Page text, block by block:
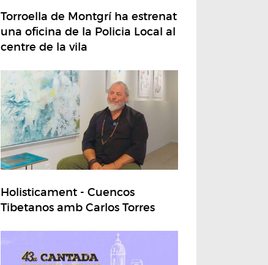
Torroella de Montgrí ha estrenat
una oficina de la Policia Local al
centre de la vila
Holisticament - Cuencos
Tibetanos amb Carlos Torres